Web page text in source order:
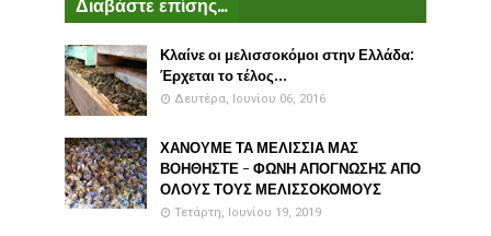
Διαβάστε επίσης...
Κλαίνε οι μελισσοκόμοι στην Ελλάδα:
Έρχεται το τέλος...
Δευτέρα, Ιουνίου 06, 2016
ΧΑΝΟΥΜΕ ΤΑ ΜΕΛΙΣΣΙΑ ΜΑΣ
ΒΟΗΘΗΣΤΕ - ΦΩΝΗ ΑΠΟΓΝΩΣΗΣ ΑΠΟ
ΟΛΟΥΣ ΤΟΥΣ ΜΕΛΙΣΣΟΚΟΜΟΥΣ
Τετάρτη, Ιουνίου 19, 2019